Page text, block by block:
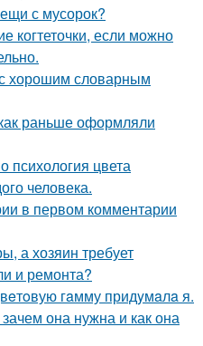
с мусорок?
когтеточки, если можно
хорошим словарным
раньше оформляли
психология цвета
человека.
в первом комментарии
а хозяин требует
и ремонта?
гaмму придyмaлa я.
она нужна и как она